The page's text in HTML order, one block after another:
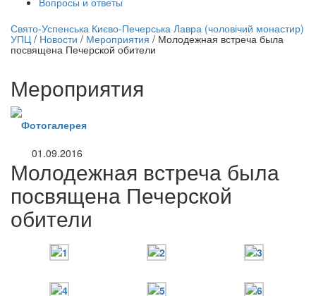
трансляция | 12 сентября
трансляции
Свято-Успенська Києво-Печерська Лавра (чоловічий монастир)
УПЦ / Новости / Мероприятия / Молодежная встреча была
посвящена Печерской обители
Мероприятия
Фотогалерея
01.09.2016
Молодежная встреча была
посвящена Печерской
обители